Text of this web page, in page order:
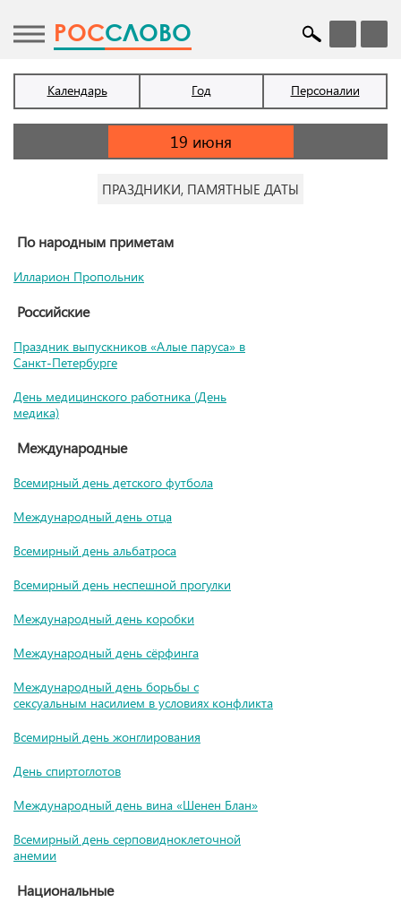
POCСЛОВО
Календарь Год Персоналии
ПРАЗДНИКИ, ПАМЯТНЫЕ ДАТЫ
По народным приметам
Илларион Пропольник
Российские
Праздник выпускников «Алые паруса» в
Санкт-Петербурге
День медицинского работника (День
медика)
Международные
Всемирный день детского футбола
Международный день отца
Всемирный день альбатроса
Всемирный день неспешной прогулки
Международный день коробки
Международный день сёрфинга
Международный день борьбы с
сексуальным насилием в условиях конфликта
Всемирный день жонглирования
День спиртоглотов
Международный день вина «Шенен Блан»
Всемирный день серповидноклеточной
анемии
Национальные